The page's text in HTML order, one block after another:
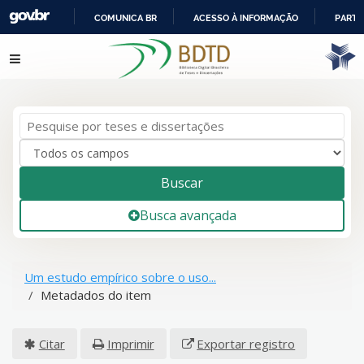
IR
PARA
COMUNICA BR ACESSO À INFORMAÇÃO
Pular para o conteúdo
Buscar
Busca avançada
Um estudo empírico sobre o uso...
Metadados do item
Citar Imprimir Exportar registro